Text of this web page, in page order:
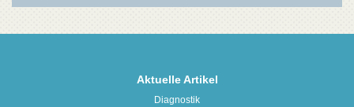
Aktuelle Artikel
Diagnostik